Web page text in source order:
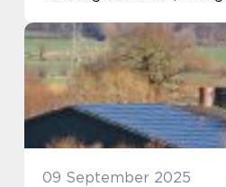
små ting virke
om...
09 September 2025